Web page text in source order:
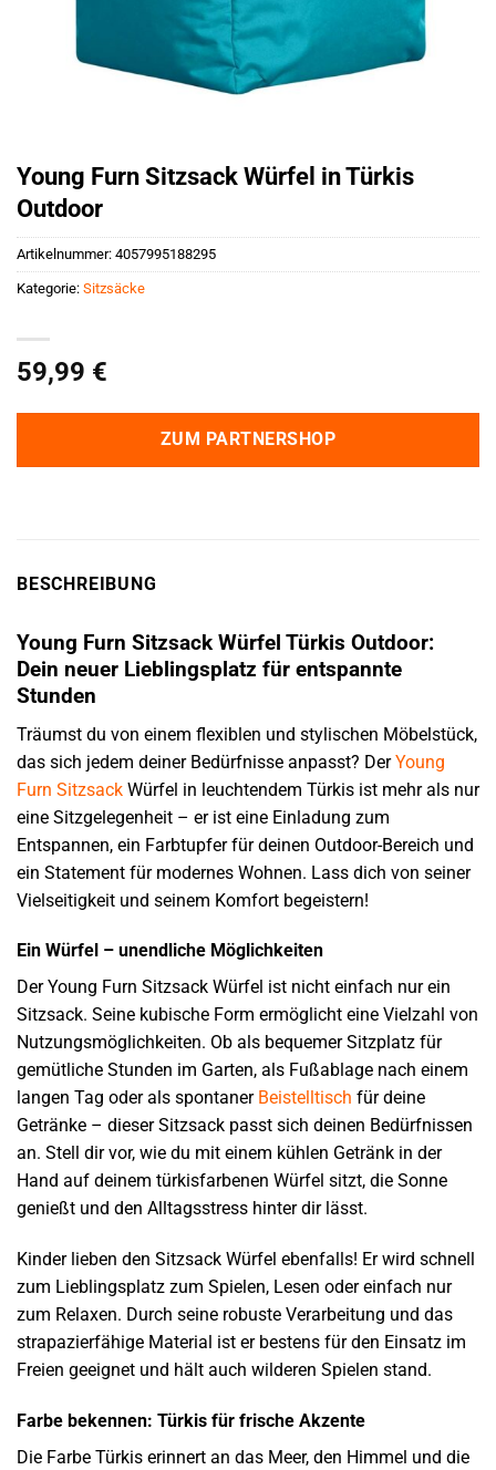
Young Furn Sitzsack Würfel in Türkis
Outdoor
59,99 €
ZUM PARTNERSHOP
Artikelnummer: 4057995188295
Kategorie: Sitzsäcke
BESCHREIBUNG
Young Furn Sitzsack Würfel Türkis Outdoor:
Dein neuer Lieblingsplatz für entspannte
Stunden
Träumst du von einem flexiblen und stylischen Möbelstück,
das sich jedem deiner Bedürfnisse anpasst? DerYoung
Furn Sitzsack Würfel in leuchtendem Türkis ist mehr als nur
eine Sitzgelegenheit – er ist eine Einladung zum
Entspannen, ein Farbtupfer für deinen Outdoor-Bereich und
ein Statement für modernes Wohnen. Lass dich von seiner
Vielseitigkeit und seinem Komfort begeistern!
Ein Würfel – unendliche Möglichkeiten
Der Young Furn Sitzsack Würfel ist nicht einfach nur ein
Sitzsack. Seine kubische Form ermöglicht eine Vielzahl von
Nutzungsmöglichkeiten. Ob als bequemer Sitzplatz für
gemütliche Stunden im Garten, als Fußablage nach einem
langen Tag oder als spontaner Beistelltisch für deine
Getränke – dieser Sitzsack passt sich deinen Bedürfnissen
an. Stell dir vor, wie du mit einem kühlen Getränk in der
Hand auf deinem türkisfarbenen Würfel sitzt, die Sonne
genießt und den Alltagsstress hinter dir lässt.
Kinder lieben den Sitzsack Würfel ebenfalls! Er wird schnell
zum Lieblingsplatz zum Spielen, Lesen oder einfach nur
zum Relaxen. Durch seine robuste Verarbeitung und das
strapazierfähige Material ist er bestens für den Einsatz im
Freien geeignet und hält auch wilderen Spielen stand.
Farbe bekennen: Türkis für frische Akzente
Die Farbe Türkis erinnert an das Meer, den Himmel und die